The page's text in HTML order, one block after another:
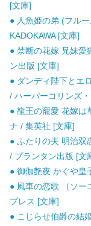
[文庫]
● 人魚姫の弟 (フル
KADOKAWA [文庫]
● 禁断の花嫁 兄妹愛
ン出版 [文庫]
● ダンディ陛下とエ
/ ハーパーコリンズ
● 龍王の寵愛 花嫁は
ナ / 集英社 [文庫]
● ふたりの夫 明治双
/ プランタン出版 [文
● 御伽艶夜 かぐや皇
● 風車の恋歌 （ソー
プレス [文庫]
● こじらせ伯爵の結